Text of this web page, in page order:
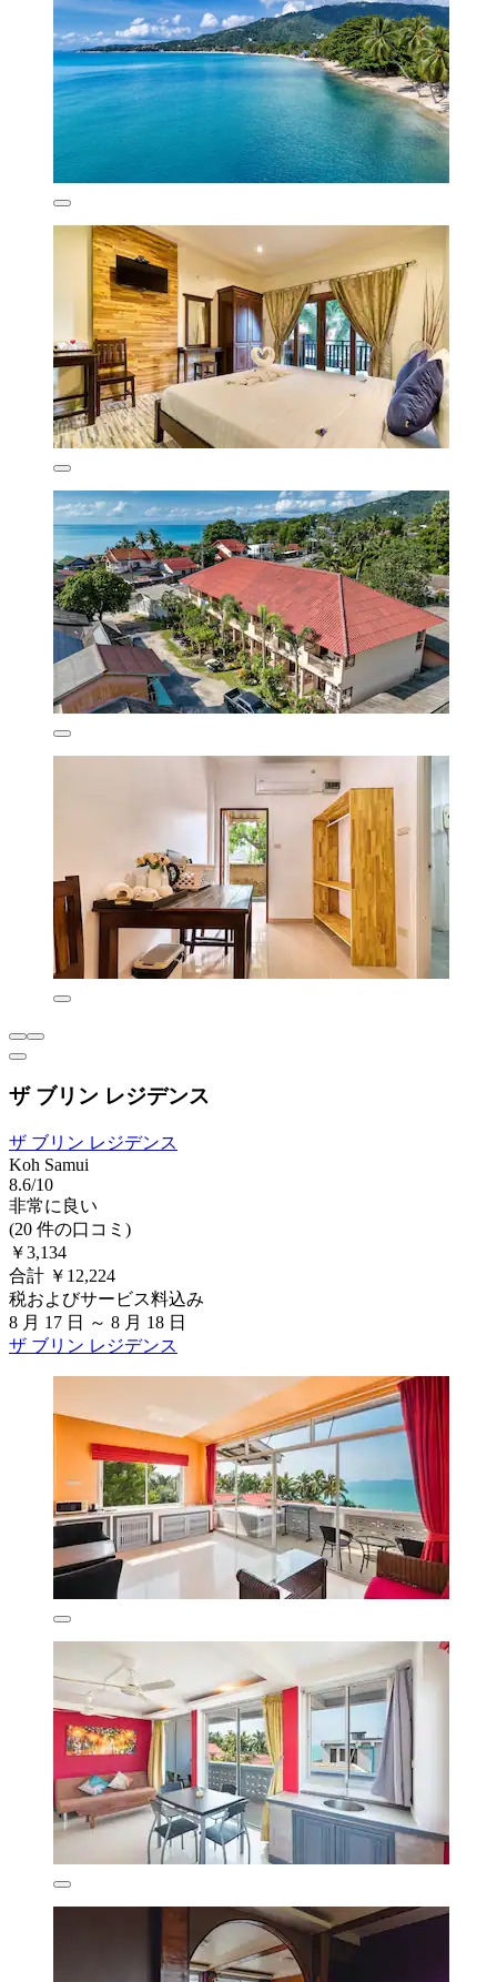
ザ ブリン レジデンス
ザ ブリン レジデンス
Koh Samui
8.6/10
非常に良い
(20 件の口コミ)
￥3,134
合計 ￥12,224
税およびサービス料込み
8 月 17 日 ～ 8 月 18 日
ザ ブリン レジデンス